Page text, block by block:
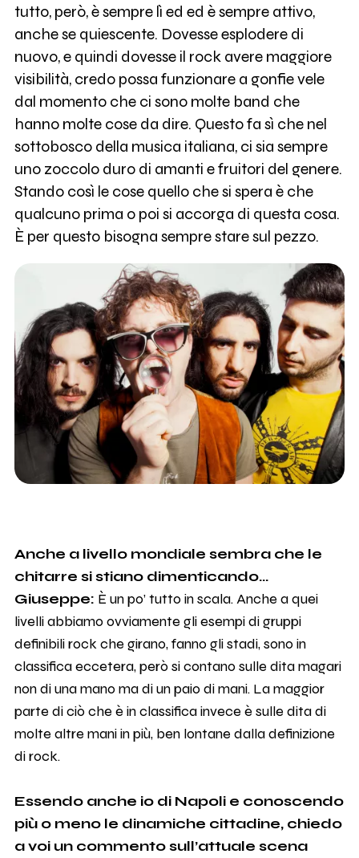
tutto, però, è sempre lì ed ed è sempre attivo,
anche se quiescente. Dovesse esplodere di
nuovo, e quindi dovesse il rock avere maggiore
visibilità, credo possa funzionare a gonfie vele
dal momento che ci sono molte band che
hanno molte cose da dire. Questo fa sì che nel
sottobosco della musica italiana, ci sia sempre
uno zoccolo duro di amanti e fruitori del genere.
Stando così le cose quello che si spera è che
qualcuno prima o poi si accorga di questa cosa.
È per questo bisogna sempre stare sul pezzo.
Anche a livello mondiale sembra che le
chitarre si stiano dimenticando...
Giuseppe: È un po’ tutto in scala. Anche a quei
livelli abbiamo ovviamente gli esempi di gruppi
definibili rock che girano, fanno gli stadi, sono in
classifica eccetera, però si contano sulle dita magari
non di una mano ma di un paio di mani. La maggior
parte di ciò che è in classifica invece è sulle dita di
molte altre mani in più, ben lontane dalla definizione
di rock.
Essendo anche io di Napoli e conoscendo
più o meno le dinamiche cittadine, chiedo
a voi un commento sull’attuale scena